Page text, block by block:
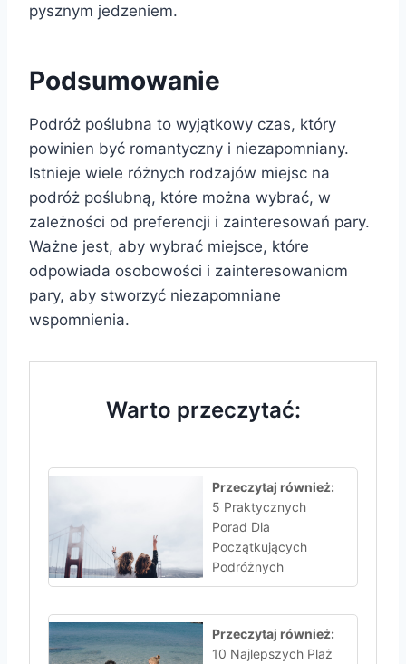
pysznym jedzeniem.
Podsumowanie
Podróż poślubna to wyjątkowy czas, który
powinien być romantyczny i niezapomniany.
Istnieje wiele różnych rodzajów miejsc na
podróż poślubną, które można wybrać, w
zależności od preferencji i zainteresowań pary.
Ważne jest, aby wybrać miejsce, które
odpowiada osobowości i zainteresowaniom
pary, aby stworzyć niezapomniane
wspomnienia.
Warto przeczytać:
Przeczytaj również:
5 Praktycznych
Porad Dla
Początkujących
Podróżnych
Przeczytaj również:
10 Najlepszych Plaż